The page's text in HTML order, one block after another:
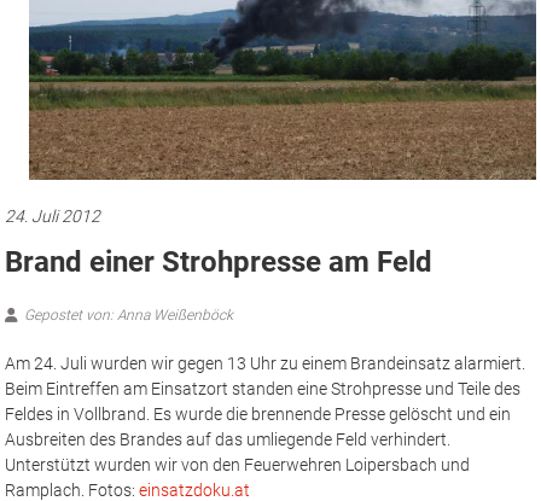
24. Juli 2012
Brand einer Strohpresse am Feld
Gepostet von: Anna Weißenböck
Am 24. Juli wurden wir gegen 13 Uhr zu einem Brandeinsatz alarmiert.
Beim Eintreffen am Einsatzort standen eine Strohpresse und Teile des
Feldes in Vollbrand. Es wurde die brennende Presse gelöscht und ein
Ausbreiten des Brandes auf das umliegende Feld verhindert.
Unterstützt wurden wir von den Feuerwehren Loipersbach und
Ramplach. Fotos:einsatzdoku.at